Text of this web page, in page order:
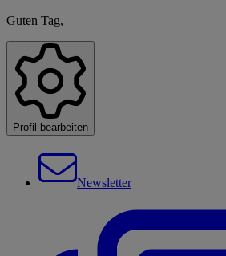
Guten Tag,
Profil bearbeiten
Newsletter